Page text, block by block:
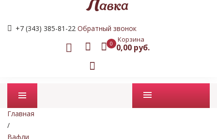
+7 (343) 385-81-22 Обратный звонок
0 Корзина
0,00 руб.
Промо товары
Главная
/
Вафли